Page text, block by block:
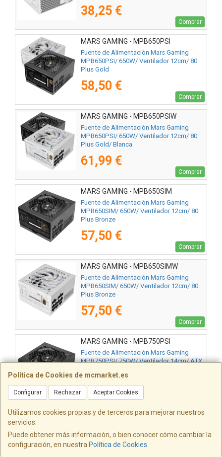
38,25 €
Comprar
MARS GAMING - MPB650PSI
Fuente de Alimentación Mars Gaming
MPB650PSI/ 650W/ Ventilador 12cm/ 80
Plus Gold
58,50 €
Comprar
MARS GAMING - MPB650PSIW
Fuente de Alimentación Mars Gaming
MPB650PSI/ 650W/ Ventilador 12cm/ 80
Plus Gold/ Blanca
61,99 €
Comprar
MARS GAMING - MPB650SIM
Fuente de Alimentación Mars Gaming
MPB650SIM/ 650W/ Ventilador 12cm/ 80
Plus Bronze
57,50 €
Comprar
MARS GAMING - MPB650SIMW
Fuente de Alimentación Mars Gaming
MPB650SIM/ 650W/ Ventilador 12cm/ 80
Plus Bronze
57,50 €
Comprar
MARS GAMING - MPB750PSI
Fuente de Alimentación Mars Gaming
MPB750PSI/ 750W/ Ventilador 14cm/ ATX
70,50 €
MARS GAMING - MPB750PSIW
MPB750PSI/ 750W/ Ventilador 14cm/ ATX
3.1/ PCIe 5.1/ 80 Plus Gold
Política de Cookies de mcmarket.es
Configurar Rechazar Aceptar Cookies
Utilizamos cookies propias y de terceros para mejorar nuestros
servicios.
Puede obtener más información, o bien conocer cómo cambiar la
configuración, en nuestra Política de Cookies